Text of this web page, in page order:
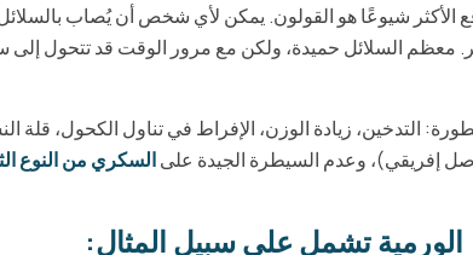
الأكثر شيوعًا هو القولون. يمكن لأي شخص أن يُصاب
معظم السلائل حميدة، ولكن مع مرور الوقت قد تتحول إلى
التدخين، زيادة الوزن، الإفراط في تناول الكحول، قلة
إفريقي)، وعدم السيطرة الجيدة علىالسكري من النوع
الورمية تشمل على سبيل المثال: